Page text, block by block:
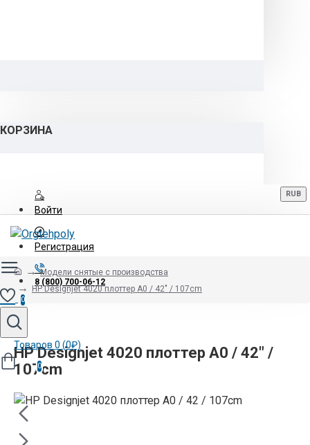
КОРЗИНА
Войти
Регистрация
8 (800) 700-06-12
RUB
0
Товаров 0 (0₽)
0
Модели снятые с производства
HP Designjet 4020 плоттер A0 / 42" / 107cm
HP Designjet 4020 плоттер A0 / 42" /
107cm